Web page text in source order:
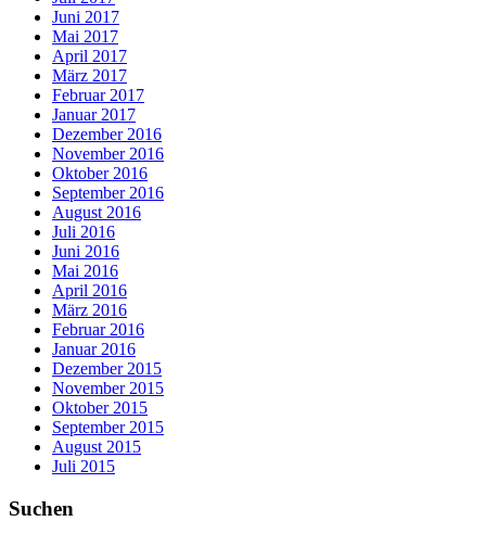
Juni 2017
Mai 2017
April 2017
März 2017
Februar 2017
Januar 2017
Dezember 2016
November 2016
Oktober 2016
September 2016
August 2016
Juli 2016
Juni 2016
Mai 2016
April 2016
März 2016
Februar 2016
Januar 2016
Dezember 2015
November 2015
Oktober 2015
September 2015
August 2015
Juli 2015
Suchen